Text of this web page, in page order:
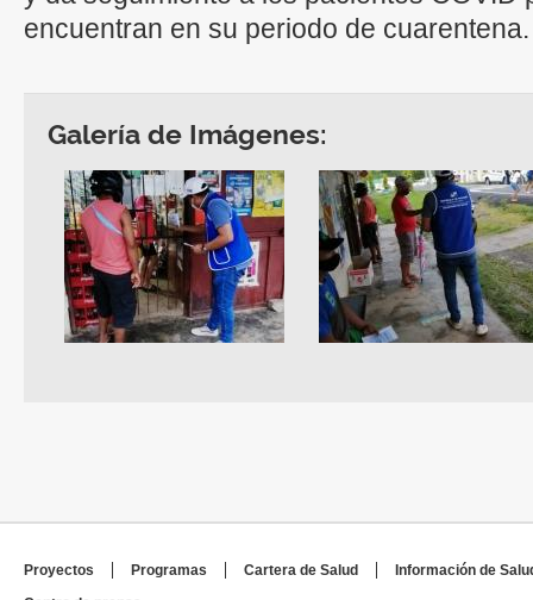
encuentran en su periodo de cuarentena.
Galería de Imágenes:
Proyectos Programas Cartera de Salud
Información de